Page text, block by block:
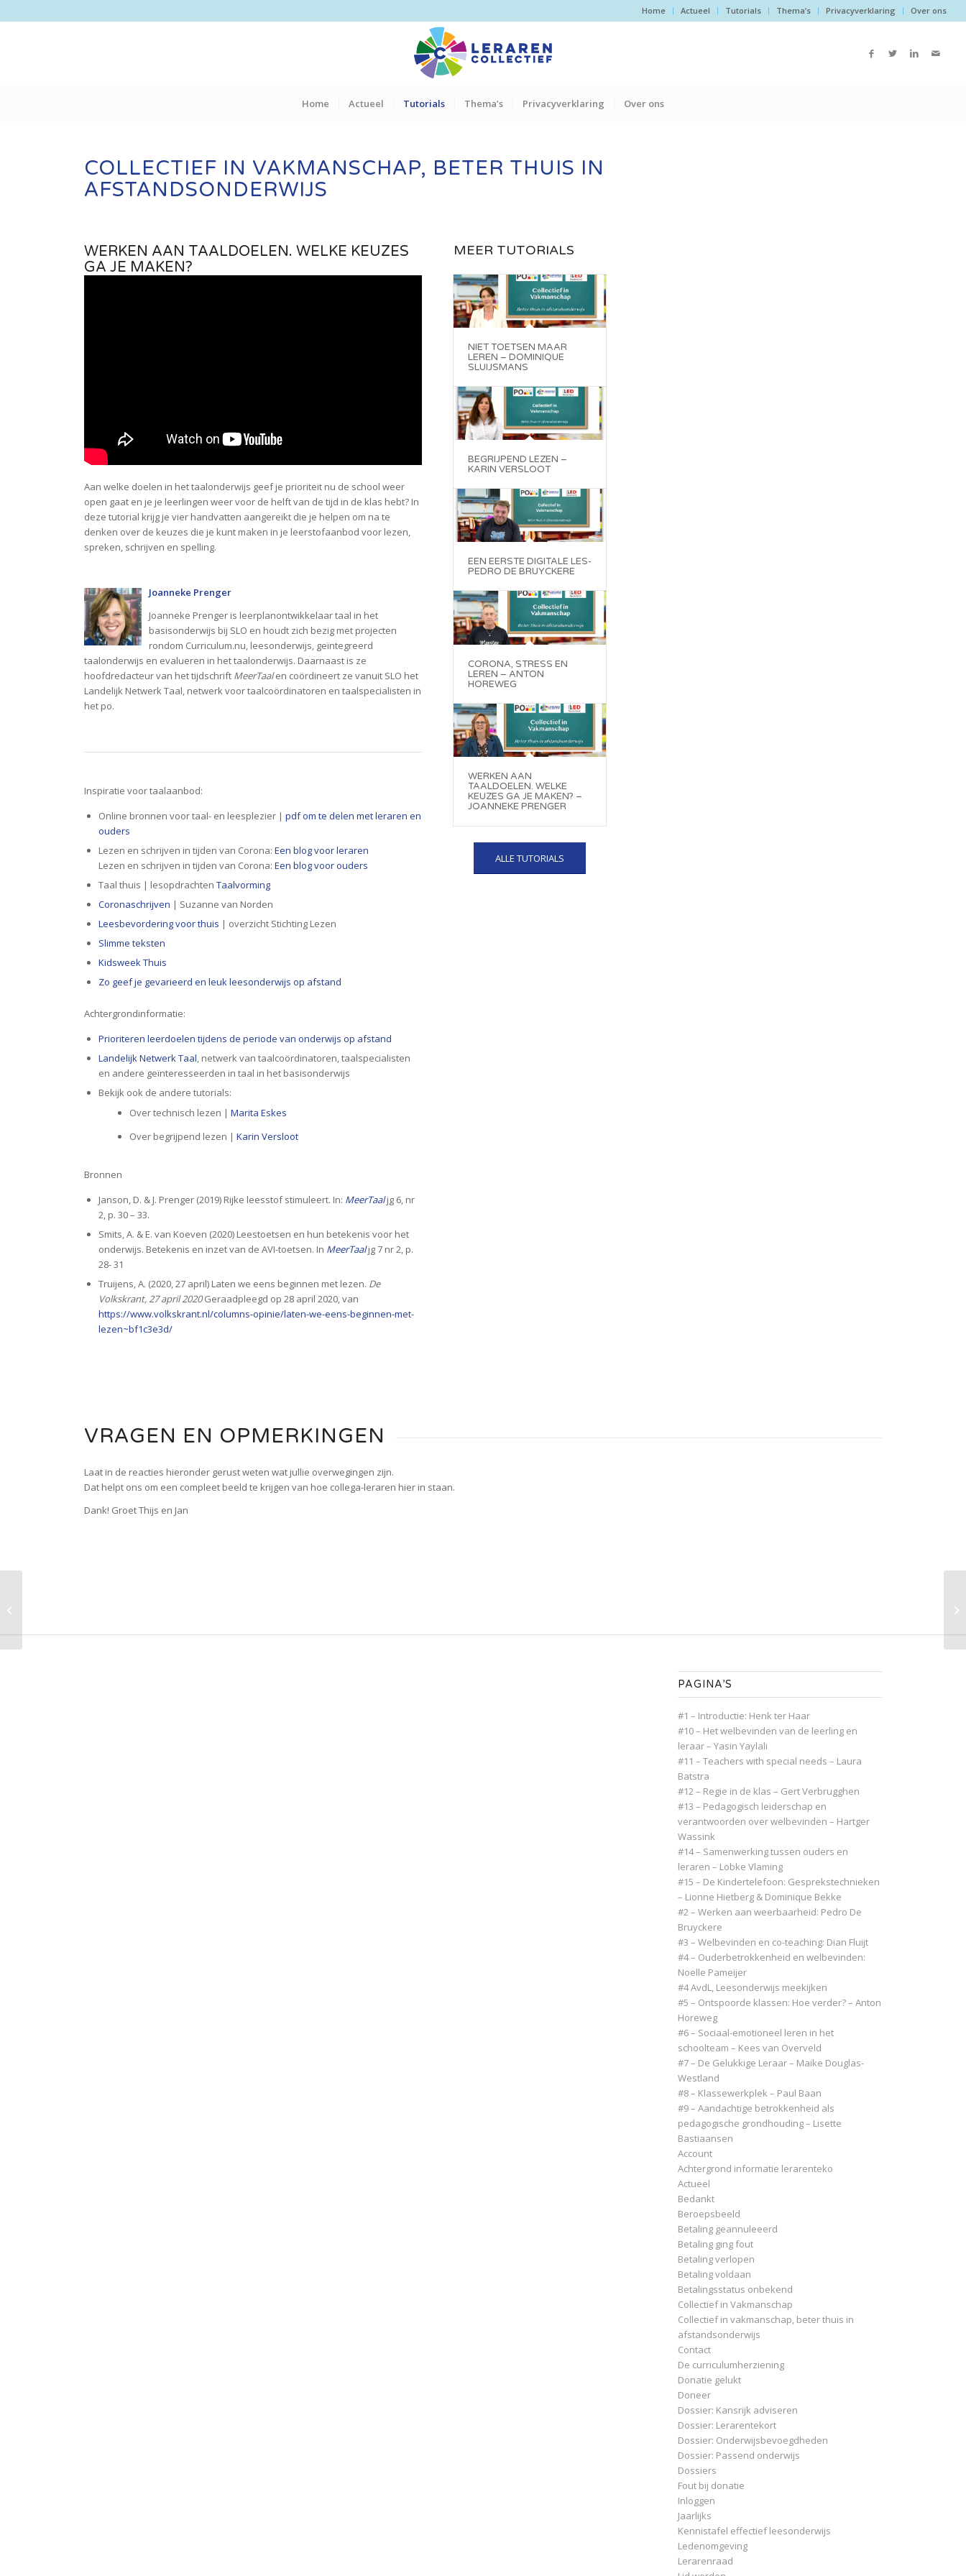
Home Actueel Tutorials Thema’s Privacyverklaring Over ons
Home Actueel Tutorials Thema’s Privacyverklaring Over ons
COLLECTIEF IN VAKMANSCHAP, BETER THUIS IN
AFSTANDSONDERWIJS
WERKEN AAN TAALDOELEN. WELKE KEUZES
GA JE MAKEN?
Aan welke doelen in het taalonderwijs geef je prioriteit nu de school weer
open gaat en je je leerlingen weer voor de helft van de tijd in de klas hebt? In
deze tutorial krijg je vier handvatten aangereikt die je helpen om na te
denken over de keuzes die je kunt maken in je leerstofaanbod voor lezen,
spreken, schrijven en spelling.
Joanneke Prenger
Joanneke Prenger is leerplanontwikkelaar taal in het
basisonderwijs bij SLO en houdt zich bezig met projecten
rondom Curriculum.nu, leesonderwijs, geïntegreerd
taalonderwijs en evalueren in het taalonderwijs. Daarnaast is ze
hoofdredacteur van het tijdschrift MeerTaalen coördineert ze vanuit SLO het
Landelijk Netwerk Taal, netwerk voor taalcoördinatoren en taalspecialisten in
het po.
Inspiratie voor taalaanbod:
Online bronnen voor taal- en leesplezier |pdf om te delen met leraren en
ouders
Lezen en schrijven in tijden van Corona:Een blog voor leraren
Lezen en schrijven in tijden van Corona:Een blog voor ouders
Taal thuis | lesopdrachtenTaalvorming
Coronaschrijven | Suzanne van Norden
Leesbevordering voor thuis | overzicht Stichting Lezen
Slimme teksten
Kidsweek Thuis
Zo geef je gevarieerd en leuk leesonderwijs op afstand
Achtergrondinformatie:
Prioriteren leerdoelen tijdens de periode van onderwijs op afstand
Landelijk Netwerk Taal, netwerk van taalcoördinatoren, taalspecialisten
en andere geïnteresseerden in taal in het basisonderwijs
Bekijk ook de andere tutorials:
Over technisch lezen |Marita Eskes
Over begrijpend lezen |Karin Versloot
Bronnen
Janson, D. & J. Prenger (2019) Rijke leesstof stimuleert. In: MeerTaaljg 6, nr
2, p. 30 – 33.
Smits, A. & E. van Koeven (2020) Leestoetsen en hun betekenis voor het
onderwijs. Betekenis en inzet van de AVI-toetsen. In MeerTaaljg 7 nr 2, p.
28- 31
Truijens, A. (2020, 27 april) Laten we eens beginnen met lezen. De
Volkskrant, 27 april 2020Geraadpleegd op 28 april 2020, van
https://www.volkskrant.nl/columns-opinie/laten-we-eens-beginnen-met-
lezen~bf1c3e3d/
MEER TUTORIALS
NIET TOETSEN MAAR
LEREN – DOMINIQUE
SLUIJSMANS
BEGRIJPEND LEZEN –
KARIN VERSLOOT
EEN EERSTE DIGITALE LES-
PEDRO DE BRUYCKERE
CORONA, STRESS EN
LEREN – ANTON
HOREWEG
WERKEN AAN
TAALDOELEN. WELKE
KEUZES GA JE MAKEN? –
JOANNEKE PRENGER
ALLE TUTORIALS
VRAGEN EN OPMERKINGEN
Laat in de reacties hieronder gerust weten wat jullie overwegingen zijn.
Dat helpt ons om een compleet beeld te krijgen van hoe collega-leraren hier in staan.
Dank! Groet Thijs en Jan
PAGINA’S
#1 – Introductie: Henk ter Haar
#10 – Het welbevinden van de leerling en
leraar – Yasin Yaylali
#11 – Teachers with special needs – Laura
Batstra
#12 – Regie in de klas – Gert Verbrugghen
#13 – Pedagogisch leiderschap en
verantwoorden over welbevinden – Hartger
Wassink
#14 – Samenwerking tussen ouders en
leraren – Lobke Vlaming
#15 – De Kindertelefoon: Gesprekstechnieken
– Lionne Hietberg & Dominique Bekke
#2 – Werken aan weerbaarheid: Pedro De
Bruyckere
#3 – Welbevinden en co-teaching: Dian Fluijt
#4 – Ouderbetrokkenheid en welbevinden:
Noelle Pameijer
#4 AvdL, Leesonderwijs meekijken
#5 – Ontspoorde klassen: Hoe verder? – Anton
Horeweg
#6 – Sociaal-emotioneel leren in het
schoolteam – Kees van Overveld
#7 – De Gelukkige Leraar – Maike Douglas-
Westland
#8 – Klassewerkplek – Paul Baan
#9 – Aandachtige betrokkenheid als
pedagogische grondhouding – Lisette
Bastiaansen
Account
Achtergrond informatie lerarenteko
Actueel
Bedankt
Beroepsbeeld
Betaling geannuleeerd
Betaling ging fout
Betaling verlopen
Betaling voldaan
Betalingsstatus onbekend
Collectief in Vakmanschap
Collectief in vakmanschap, beter thuis in
afstandsonderwijs
Contact
De curriculumherziening
Donatie gelukt
Doneer
Dossier: Kansrijk adviseren
Dossier: Lerarentekort
Dossier: Onderwijsbevoegdheden
Dossier: Passend onderwijs
Dossiers
Fout bij donatie
Inloggen
Jaarlijks
Kennistafel effectief leesonderwijs
Ledenomgeving
Lerarenraad